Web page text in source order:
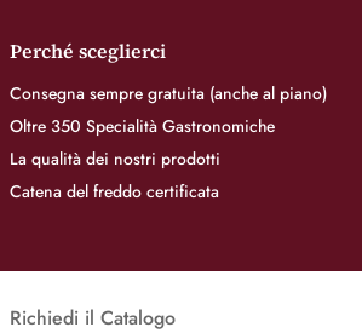
Perché sceglierci
Consegna sempre gratuita (anche al piano)
Oltre 350 Specialità Gastronomiche
La qualità dei nostri prodotti
Catena del freddo certificata
Richiedi il Catalogo